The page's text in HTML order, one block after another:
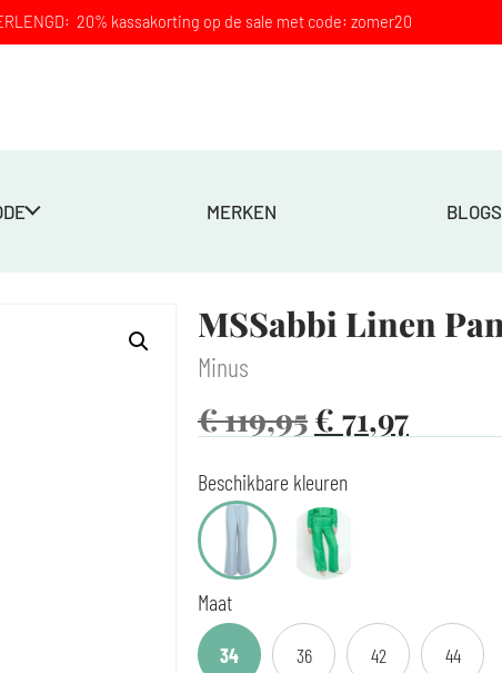
20% kassakorting op de sale met code: zomer20
MERKEN BLOGS
MSSabbi Linen
Minus
€119,95€ 71,97
Beschikbare kleuren
Maat
34 36 42 44